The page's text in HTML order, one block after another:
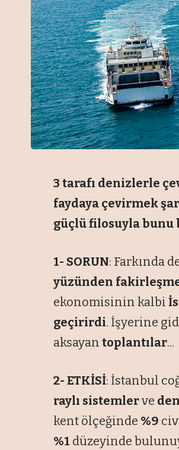
3 tarafı denizlerle
faydaya çevirmek
güçlü filosuyla bunu
1- SORUN: Farkında
yüzünden
ekonomisinin kalbi
geçirirdi. İşyerine
aksayantoplantılar...
2- ETKİSİ: İstanbul
raylı sistemlerve
kent ölçeğinde %9
%1 düzeyinde